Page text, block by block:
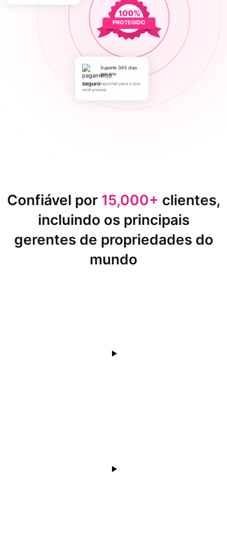
PROTEGIDO
Suporte 365 dias
por ano
Sempre disponível para o que
você precisa
Confiável por 15,000+ clientes,
incluindo os principais
gerentes de propriedades do
mundo